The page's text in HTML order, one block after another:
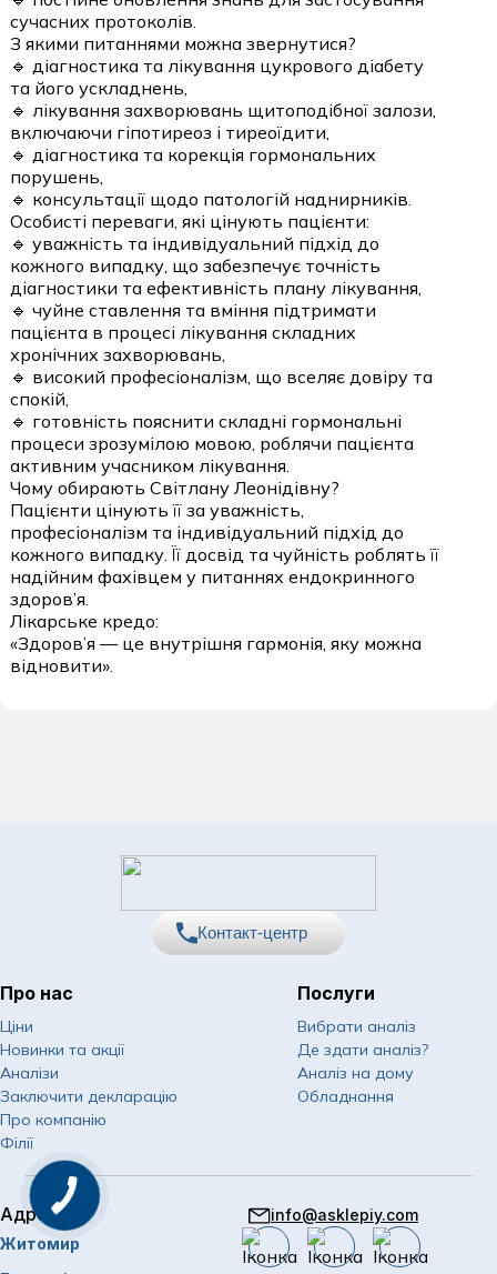
сучасних протоколів.
З якими питаннями можна звернутися?
🔹 діагностика та лікування цукрового діабету
та його ускладнень,
🔹 лікування захворювань щитоподібної залози,
включаючи гіпотиреоз і тиреоїдити,
🔹 діагностика та корекція гормональних
порушень,
🔹 консультації щодо патологій наднирників.
Особисті переваги, які цінують пацієнти:
🔹 уважність та індивідуальний підхід до
кожного випадку, що забезпечує точність
діагностики та ефективність плану лікування,
🔹 чуйне ставлення та вміння підтримати
пацієнта в процесі лікування складних
хронічних захворювань,
🔹 високий професіоналізм, що вселяє довіру та
спокій,
🔹 готовність пояснити складні гормональні
процеси зрозумілою мовою, роблячи пацієнта
активним учасником лікування.
Чому обирають Світлану Леонідівну?
Пацієнти цінують її за уважність,
професіоналізм та індивідуальний підхід до
кожного випадку. Її досвід та чуйність роблять її
надійним фахівцем у питаннях ендокринного
здоров’я.
Лікарське кредо:
«Здоров’я — це внутрішня гармонія, яку можна
відновити».
Контакт-центр
Показати номер
Показати номер
063 Показати номер
Графік роботи контакт
Адреси
Житомир
Про нас
Ціни
Новинки та акції
Аналізи
Заключити декларацію
Про компанію
Філії
Послуги
Вибрати аналіз
Де здати аналіз?
Аналіз на дому
Обладнання
info@asklepiy.com